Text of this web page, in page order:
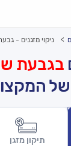
ניקוי מזגנים -
בגבעת
תיקון מזגן